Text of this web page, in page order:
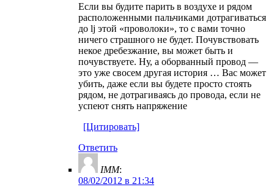
Если вы будите парить в воздухе и рядом
расположенными пальчиками дотрагиваться
до lj этой «проволоки», то с вами точно
ничего страшного не будет. Почувствовать
некое дребезжание, вы может быть и
почувствуете. Ну, а оборванный провод —
это уже свосем другая история … Вас может
убить, даже если вы будете просто стоять
рядом, не дотрагиваясь до провода, если не
успеют снять напряжение
[Цитировать]
Ответить
IMM:
08/02/2012 в 21:34